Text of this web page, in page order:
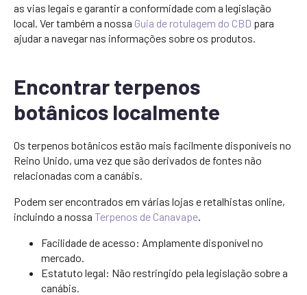
as vias legais e garantir a conformidade com a legislação
local. Ver também a nossa Guia de rotulagem do CBD para
ajudar a navegar nas informações sobre os produtos.
Encontrar terpenos
botânicos localmente
Os terpenos botânicos estão mais facilmente disponíveis no
Reino Unido, uma vez que são derivados de fontes não
relacionadas com a canábis.
Podem ser encontrados em várias lojas e retalhistas online,
incluindo a nossa Terpenos de Canavape.
Facilidade de acesso: Amplamente disponível no
mercado.
Estatuto legal: Não restringido pela legislação sobre a
canábis.